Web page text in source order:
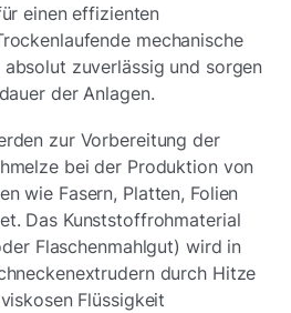
einen effizienten
mechanische
zuverlässig und sorgen
der Anlagen.
zur Vorbereitung der
bei der Produktion von
wie Fasern, Platten, Folien
Das Kunststoffrohmaterial
Flaschenmahlgut) wird in
durch Hitze
Flüssigkeit